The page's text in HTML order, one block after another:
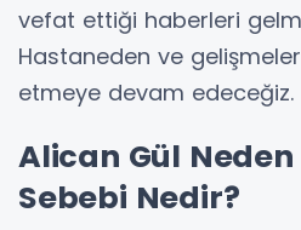
vefat ettiği haberleri
Hastaneden ve
etmeye devam edeceğiz.
Alican Gül
Sebebi Nedir?